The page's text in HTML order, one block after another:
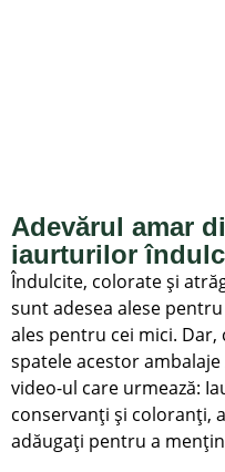
Adevărul amar
iaurturilor
Îndulcite, colorate și
sunt adesea alese
ales pentru cei mici. Dar,
spatele acestor ambalaje
video-ul care urmează:
conservanți și coloranți,
adăugați pentru a